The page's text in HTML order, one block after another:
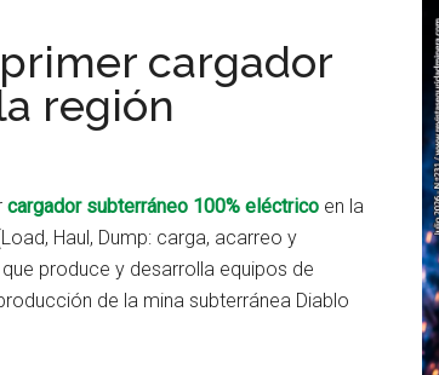
cargador
región
cargador subterráneo 100% eléctrico en la
Haul, Dump: carga, acarreo y
produce y desarrolla equipos de
de la mina subterránea Diablo